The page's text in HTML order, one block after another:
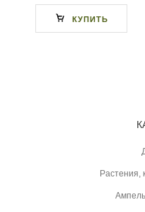
КУПИТЬ
Растения,